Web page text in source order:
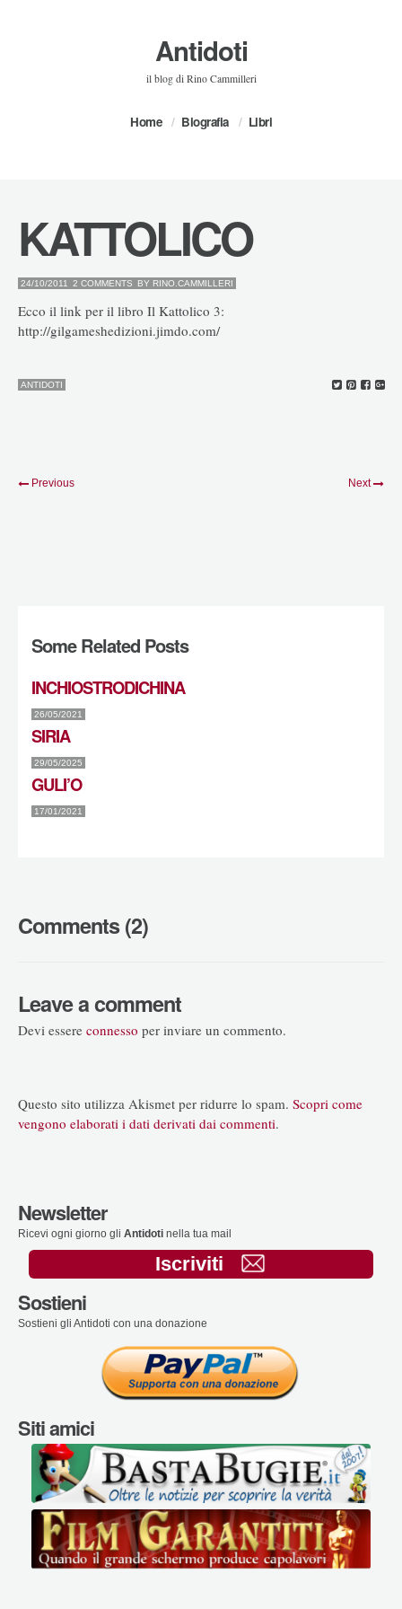
Antidoti
il blog di Rino Cammilleri
Home Biografia Libri
KATTOLICO
24/10/2011 2 COMMENTS BY RINO.CAMMILLERI
Ecco il link per il libro Il Kattolico 3:
http://gilgameshedizioni.jimdo.com/
ANTIDOTI
Previous Next
Some Related Posts
INCHIOSTRODICHINA
26/05/2021
SIRIA
29/05/2025
GULI’O
17/01/2021
Comments (2)
Leave a comment
Devi essere connesso per inviare un commento.
Questo sito utilizza Akismet per ridurre lo spam. Scopri come
vengono elaborati i dati derivati dai commenti.
Newsletter
Ricevi ogni giorno gli Antidoti nella tua mail
Iscriviti
Sostieni
Sostieni gli Antidoti con una donazione
Siti amici